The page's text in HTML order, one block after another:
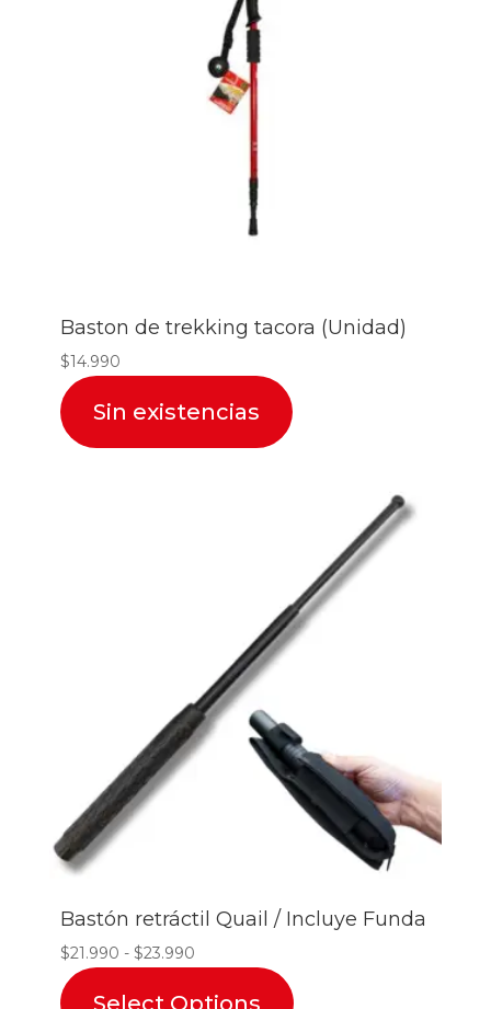
Baston de trekking tacora (Unidad)
$14.990
Sin existencias
Bastón retráctil Quail / Incluye Funda
$21.990 - $23.990Rango